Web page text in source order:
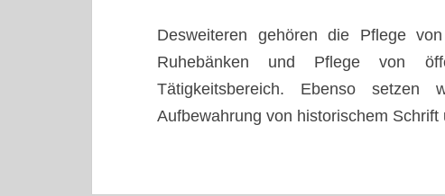
Desweiteren gehören die Pflege
Ruhebänken und Pflege von
Tätigkeitsbereich. Ebenso
Aufbewahrung von historischem Schrift